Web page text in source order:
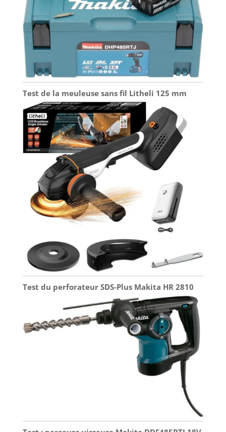
Test de la meuleuse sans fil Litheli 125 mm
Test du perforateur SDS-Plus Makita HR 2810